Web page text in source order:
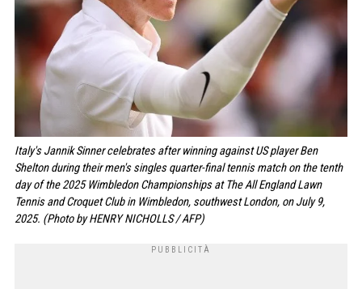
Italy's Jannik Sinner celebrates after winning against US player Ben
Shelton during their men's singles quarter-final tennis match on the tenth
day of the 2025 Wimbledon Championships at The All England Lawn
Tennis and Croquet Club in Wimbledon, southwest London, on July 9,
2025. (Photo by HENRY NICHOLLS / AFP)